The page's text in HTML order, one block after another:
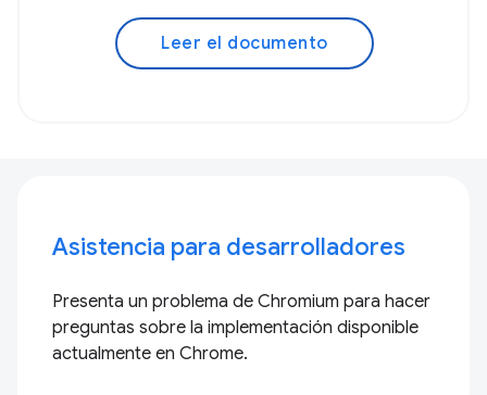
Leer el documento
Asistencia para desarrolladores
Presenta un problema de Chromium para hacer
preguntas sobre la implementación disponible
actualmente en Chrome.